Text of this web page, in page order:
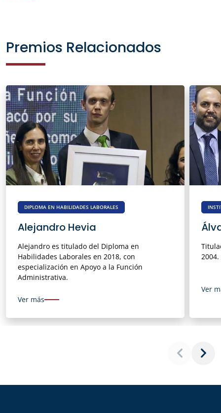
Premios Relacionados
DIPLOMA EN HABILIDADES LABORALES
Alejandro Hevia
Alejandro es titulado del Diploma en
Habilidades Laborales en 2018, con
especialización en Apoyo a la Función
Administrativa.
Ver más
2004.
Ver